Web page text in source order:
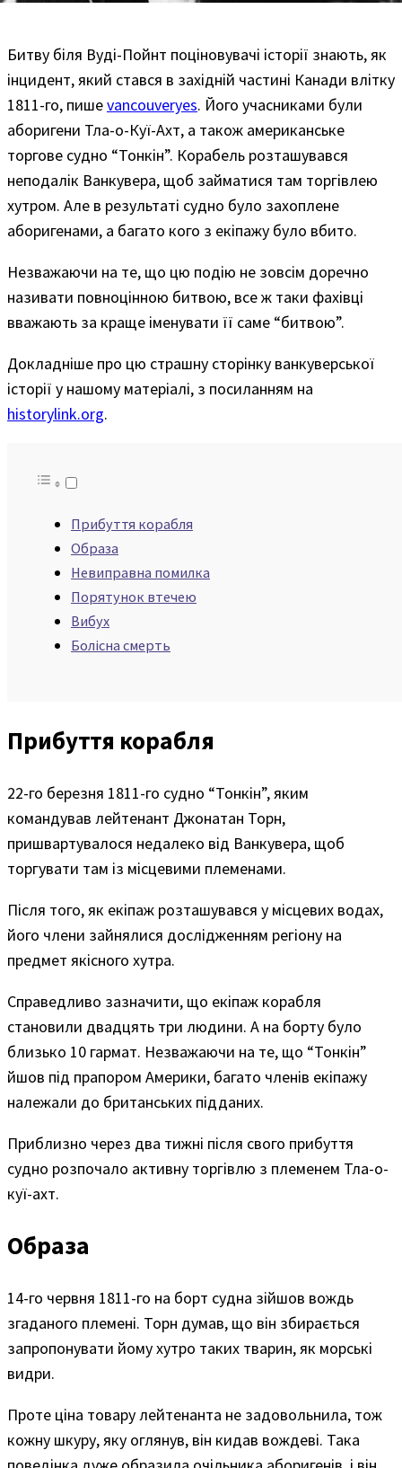
Битву біля Вуді-Пойнт поціновувачі історії знають, як
інцидент, який стався в західній частині Канади влітку
1811-го, пишеvancouveryes. Його учасниками були
аборигени Тла-о-Куї-Ахт, а також американське
торгове судно “Тонкін”. Корабель розташувався
неподалік Ванкувера, щоб займатися там торгівлею
хутром. Але в результаті судно було захоплене
аборигенами, а багато кого з екіпажу було вбито.
Незважаючи на те, що цю подію не зовсім доречно
називати повноцінною битвою, все ж таки фахівці
вважають за краще іменувати її саме “битвою”.
Докладніше про цю страшну сторінку ванкуверської
історії у нашому матеріалі, з посиланням на
historylink.org.
Прибуття корабля
Образа
Невиправна помилка
Порятунок втечею
Вибух
Болісна смерть
Прибуття корабля
22-го березня 1811-го судно “Тонкін”, яким
командував лейтенант Джонатан Торн,
пришвартувалося недалеко від Ванкувера, щоб
торгувати там із місцевими племенами.
Після того, як екіпаж розташувався у місцевих водах,
його члени зайнялися дослідженням регіону на
предмет якісного хутра.
Справедливо зазначити, що екіпаж корабля
становили двадцять три людини. А на борту було
близько 10 гармат. Незважаючи на те, що “Тонкін”
йшов під прапором Америки, багато членів екіпажу
належали до британських підданих.
Приблизно через два тижні після свого прибуття
судно розпочало активну торгівлю з племенем Тла-о-
куї-ахт.
Образа
14-го червня 1811-го на борт судна зійшов вождь
згаданого племені. Торн думав, що він збирається
запропонувати йому хутро таких тварин, як морські
видри.
Проте ціна товару лейтенанта не задовольнила, тож
кожну шкуру, яку оглянув, він кидав вождеві. Така